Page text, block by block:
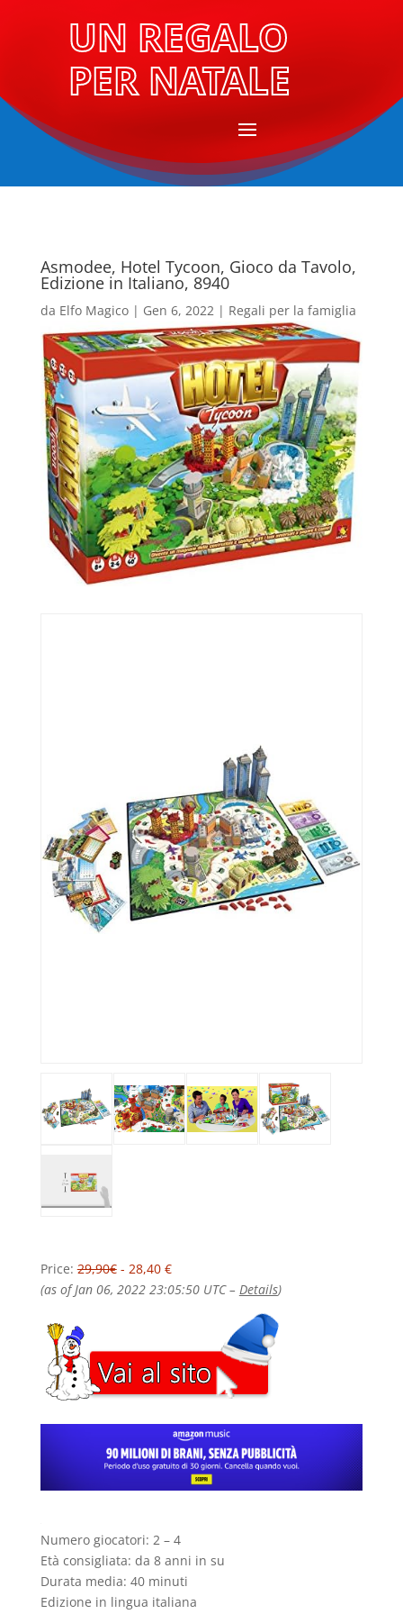
UN REGALO
PER NATALE
Asmodee, Hotel Tycoon, Gioco da Tavolo,
Edizione in Italiano, 8940
da Elfo Magico| Gen 6, 2022| Regali per la famiglia
Price:29,90€- 28,40 €
(as of Jan 06, 2022 23:05:50 UTC – Details)
Numero giocatori: 2 – 4
Età consigliata: da 8 anni in su
Durata media: 40 minuti
Edizione in lingua italiana